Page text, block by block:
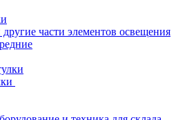
части элементов освещения